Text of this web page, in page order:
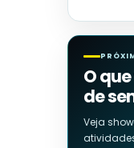
O
de
Veja